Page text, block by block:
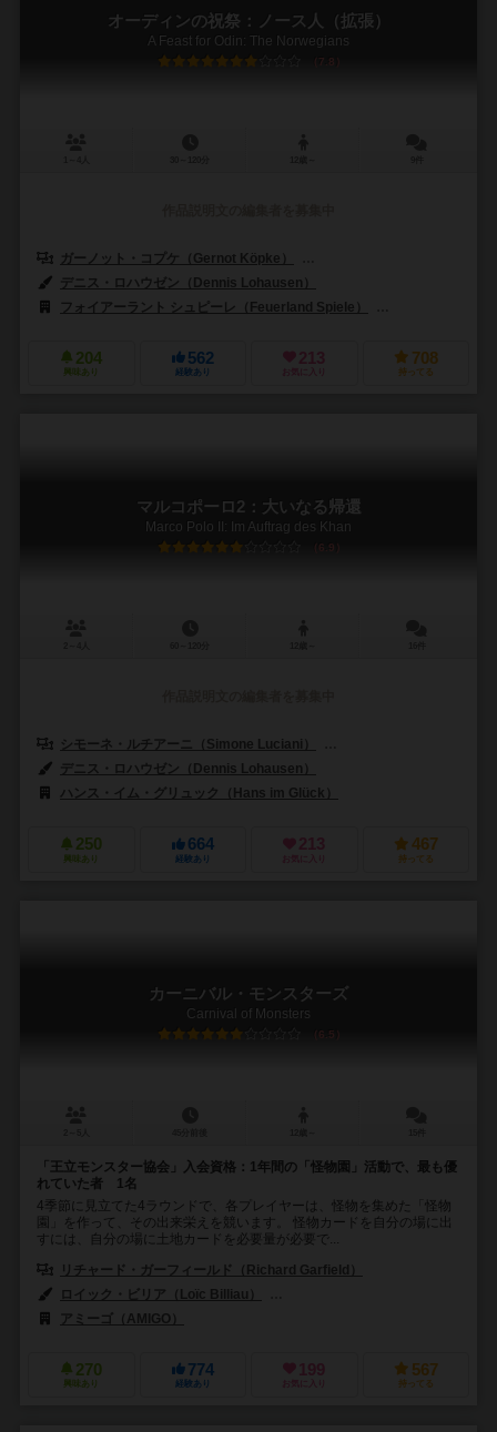
オーディンの祝祭：ノース人（拡張）
A Feast for Odin: The Norwegians
7.8
ガーノット・コプケ（Gernot Köpke）
デニス・ロハウゼン（Dennis Lohausen）
フォイアーラント シュピーレ（Feuerland Spiele）
204
興味あり
562
経験あり
213
お気に入り
708
持ってる
マルコポーロ2：大いなる帰還
Marco Polo II: Im Auftrag des Khan
6.9
シモーネ・ルチアーニ（Simone Luciani）
デニス・ロハウゼン（Dennis Lohausen）
ハンス・イム・グリュック（Hans im Glück）
250
興味あり
664
経験あり
213
お気に入り
467
持ってる
カーニバル・モンスターズ
Carnival of Monsters
6.5
「王立モンスター協会」入会資格：1年間の「怪物園」活動で、最も優
れていた者 1名
4季節に見立てた4ラウンドで、各プレイヤーは、怪物を集めた「怪物
園」を作って、その出来栄えを競います。 怪物カードを自分の場に出
すには、自分の場に土地カードを必要量が必要で...
リチャード・ガーフィールド（Richard Garfield）
ロイック・ビリア（Loïc Billiau）
アミーゴ（AMIGO）
270
興味あり
774
経験あり
199
お気に入り
567
持ってる